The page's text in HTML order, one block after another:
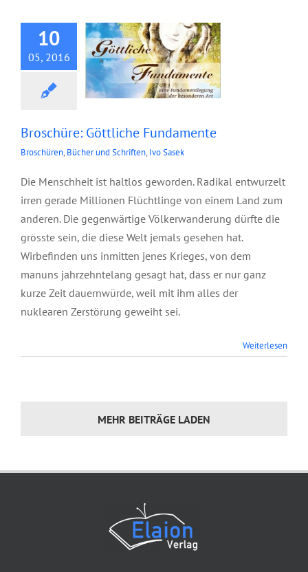
10
05, 2016
Broschüre: Göttliche Fundamente
Broschüren, Bücher und Schriften, Ivo Sasek
Die Menschheit ist haltlos geworden. Radikal entwurzelt
irren gerade Millionen Flüchtlinge von einem Land zum
anderen. Die gegenwärtige Völkerwanderung dürfte die
grösste sein, die diese Welt jemals gesehen hat.
Wirbefinden uns inmitten jenes Krieges, von dem
manuns jahrzehntelang gesagt hat, dass er nur ganz
kurze Zeit dauernwürde, weil mit ihm alles der
nuklearen Zerstörung geweiht sei.
Weiterlesen
MEHR BEITRÄGE LADEN